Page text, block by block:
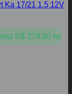
Ka 17/21 1.5 12V
R$279,80 no